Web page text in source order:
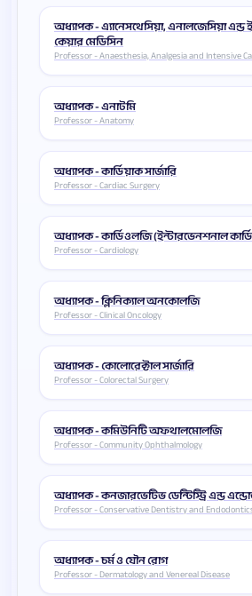
অধ্যাপক - এ্যানেসথেসিয়া, এনালজেসিয়া এন্ড
কেয়ার মেডিসিন
Professor - Anaesthesia, Analgesia and Intensive
অধ্যাপক - এনাটমি
Professor - Anatomy
অধ্যাপক - কার্ডিয়াক সার্জারি
Professor - Cardiac Surgery
অধ্যাপক - কার্ডিওলজি (ইন্টারভেনশনাল
Professor - Cardiology
অধ্যাপক - ক্লিনিক্যাল অনকোলজি
Professor - Clinical Oncology
অধ্যাপক - কোলোরেক্টাল সার্জারি
Professor - Colorectal Surgery
অধ্যাপক - কমিউনিটি অফথালমোলজি
Professor - Community Ophthalmology
অধ্যাপক - কনজারভেটিভ ডেন্টিস্ট্রি এন্ড
Professor - Conservative Dentistry and
অধ্যাপক - চর্ম ও যৌন রোগ
Professor - Dermatology and Venereal Disease